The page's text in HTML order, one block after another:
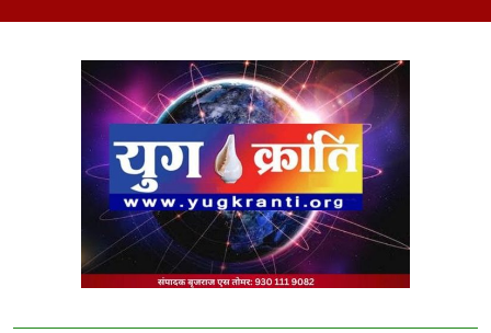
Yug Kranti | Trusted